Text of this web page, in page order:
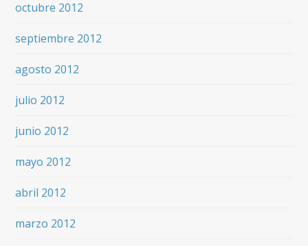
octubre 2012
septiembre 2012
agosto 2012
julio 2012
junio 2012
mayo 2012
abril 2012
marzo 2012